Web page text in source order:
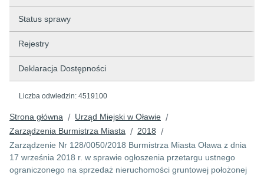
Status sprawy
Rejestry
Deklaracja Dostępności
Liczba odwiedzin: 4519100
Strona główna / Urząd Miejski w Oławie /
Zarządzenia Burmistrza Miasta / 2018 /
Zarządzenie Nr 128/0050/2018 Burmistrza Miasta Oława z dnia
17 września 2018 r. w sprawie ogłoszenia przetargu ustnego
ograniczonego na sprzedaż nieruchomości gruntowej położonej